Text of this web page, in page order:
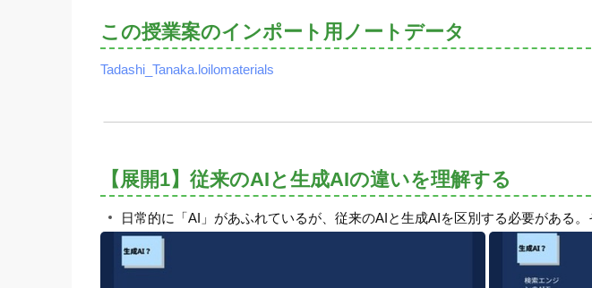
この授業案のインポート用ノートデータ
Tadashi_Tanaka.loilomaterials
【展開1】従来のAIと生成AIの違いを理解する
日常的に「AI」があふれているが、従来のAIと生成AIを区別する必要がある